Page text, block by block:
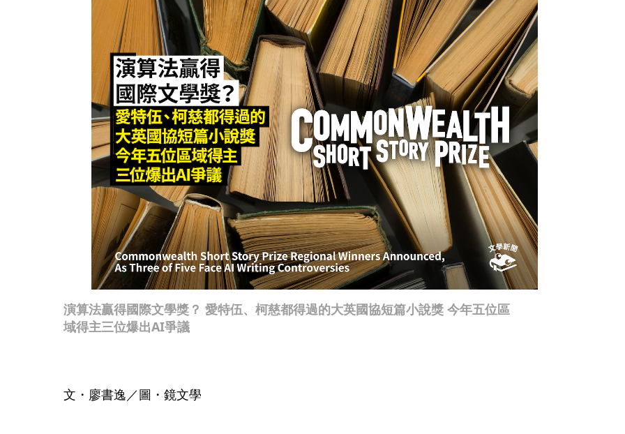
演算法贏得國際文學獎？ 愛特伍、柯慈都得過的大英國協短篇小說獎 今年五位區
域得主三位爆出AI爭議
文・廖書逸／圖・鏡文學